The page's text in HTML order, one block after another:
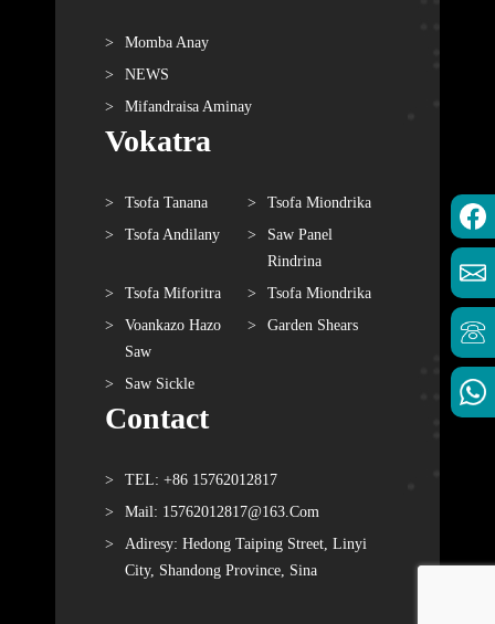
Momba Anay
NEWS
Mifandraisa Aminay
Vokatra
Tsofa Tanana
Tsofa Miondrika
Tsofa Andilany
Saw Panel
Rindrina
Tsofa Miforitra
Tsofa Miondrika
Voankazo Hazo
Saw
Garden Shears
Saw Sickle
Contact
TEL: +86 15762012817
Mail: 15762012817@163.com
Adiresy: Hedong Taiping Street, Linyi
City, Shandong Province, Sina